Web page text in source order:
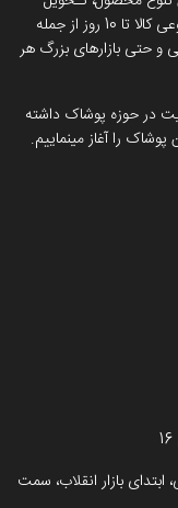
فـوری و رایـگان درب منزل یا محل کار، امکان مرجوعی کالا تا 10 روز از جمله
و حتی بازارهای بزرگ هر
که بیش از 43 سال فعالیت در حوزه پوشاک داشته
را آغاز مینماییم.
ابتدای بازار انقلاب، سمت